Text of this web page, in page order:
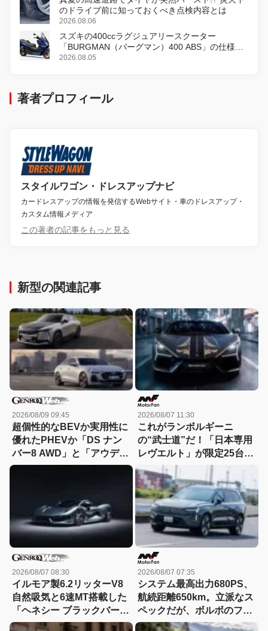
のドライブ前に知っておくべき点検内容とは
2026.08.06
スズキの400ccラグジュアリースクーター
「BURGMAN（バーグマン）400 ABS」の仕様を
変更し、8月18日に発売
2026.08.05
著者プロフィール
スタイルワゴン・ドレスアップナビ
カードレスアップの情報を発信するWebサイト・車のドレスアップ・
カスタム情報メディア
この著者の記事をもっと見る
新型の関連記事
2026/08/09 09:45
超個性的なBEVか実用性に
優れたPHEVか「DS ナン
バー8 AWD」と「アウディ
A5 eハイブリッド」を比較
2026/08/07 11:30
これがランボルギーニ
の“武士道”だ！「日本専用
レヴエルト」が限定25台で
誕生!! その理由とは……？
2026/08/07 08:30
イルモア製6.2リッターV8
自然吸気と6速MT搭載した
「ヘネシー ブラックバー
ド」がデビュー【動画】
2026/08/07 07:35
システム最高出力680PS、
航続距離650km。立派なス
ペックだが、ボルボのフラ
ッグシップSUVの本当の魅